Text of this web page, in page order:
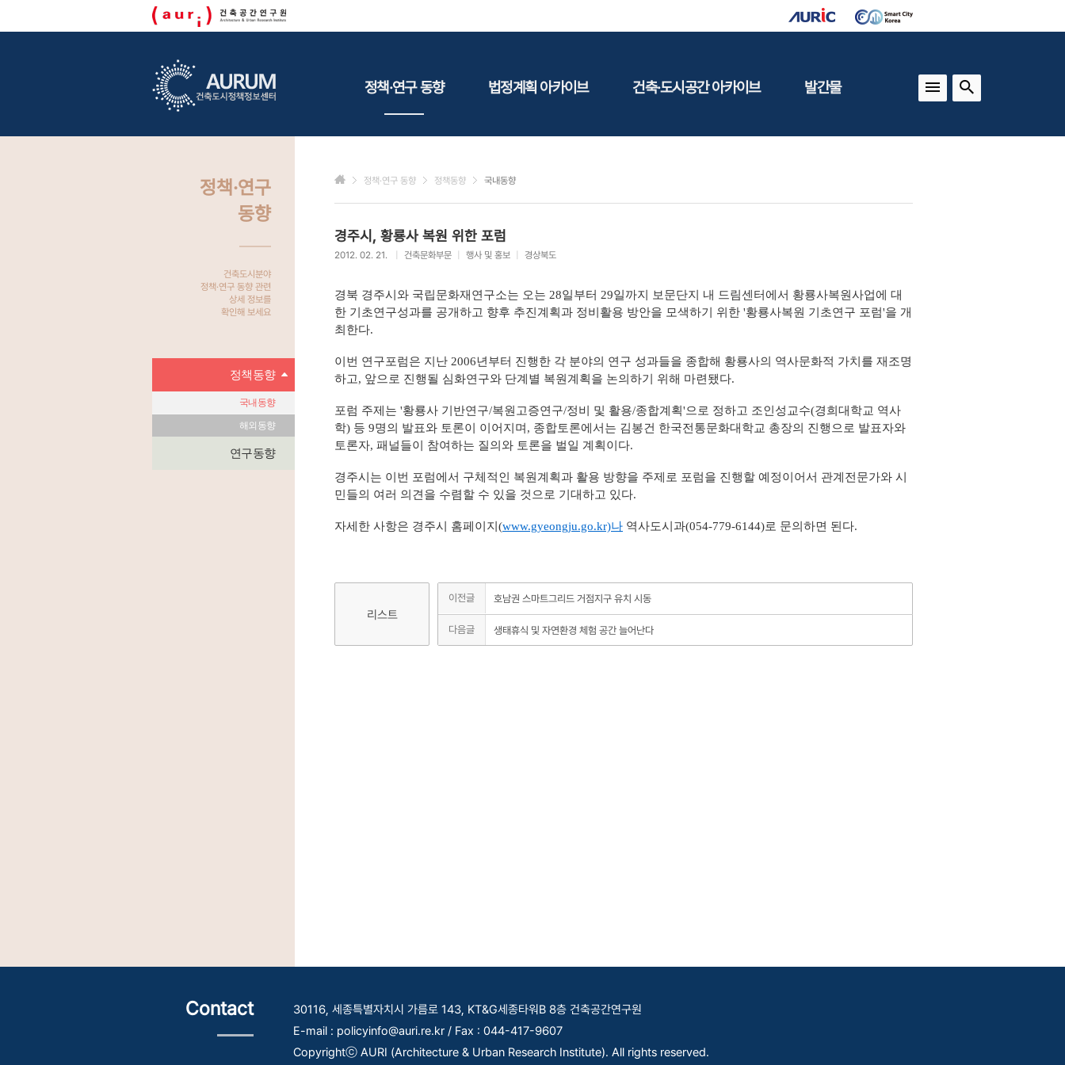
정책·연구 동향
연구동향
법정계획 아카이브
산림/농림/수산
사회복지
자료실
건축·도시공간 아카이브 발간물
건축도시연구
정책·연구
동향
건축도시분야
정책·연구 동향 관련
상세 정보를
확인해 보세요
정책동향
국내동향
해외동향
연구동향
정책·연구 동향 정책동향 국내동향
경주시, 황룡사 복원 위한 포럼
2012. 02. 21. 건축문화부문 행사 및 홍보 경상북도
경북 경주시와 국립문화재연구소는 오는 28일부터 29일까지 보문단지 내 드림센터에서 황룡사복원사업에 대
한 기초연구성과를 공개하고 향후 추진계획과 정비활용 방안을 모색하기 위한 '황룡사복원 기초연구 포럼'을 개
최한다.
이번 연구포럼은 지난 2006년부터 진행한 각 분야의 연구 성과들을 종합해 황룡사의 역사문화적 가치를 재조명
하고, 앞으로 진행될 심화연구와 단계별 복원계획을 논의하기 위해 마련됐다.
포럼 주제는 '황룡사 기반연구/복원고증연구/정비 및 활용/종합계획'으로 정하고 조인성교수(경희대학교 역사
학) 등 9명의 발표와 토론이 이어지며, 종합토론에서는 김봉건 한국전통문화대학교 총장의 진행으로 발표자와
토론자, 패널들이 참여하는 질의와 토론을 벌일 계획이다.
경주시는 이번 포럼에서 구체적인 복원계획과 활용 방향을 주제로 포럼을 진행할 예정이어서 관계전문가와 시
민들의 여러 의견을 수렴할 수 있을 것으로 기대하고 있다.
자세한 사항은 경주시 홈페이지(www.gyeongju.go.kr)나 역사도시과(054-779-6144)로 문의하면 된다.
리스트
이전글 호남권 스마트그리드 거점지구 유치 시동
다음글 생태휴식 및 자연환경 체험 공간 늘어난다
Contact
30116, 세종특별자치시 가름로 143, KT&G세종타워B 8층 건축공간연구원
E-mail : policyinfo@auri.re.kr / Fax : 044-417-9607
Copyrightⓒ AURI (Architecture & Urban Research Institute). All rights reserved.